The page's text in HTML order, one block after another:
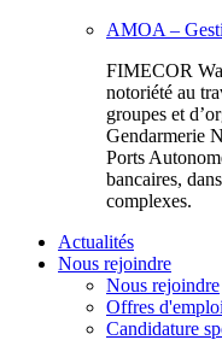
AMOA –
FIMECOR
notoriété au
groupes et
Gendarmerie
Ports
bancaires,
complexes.
Actualités
Nous rejoindre
Nous rejoindre
Offres d'emploi
Candidature